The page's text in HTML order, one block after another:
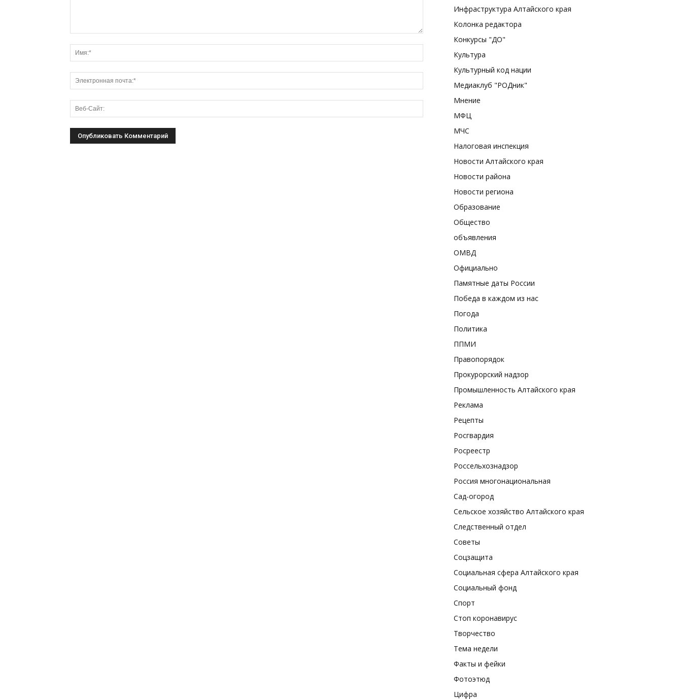
Инфраструктура Алтайского края
Колонка редактора
Конкурсы "ДО"
Культура
Культурный код нации
Медиаклуб "РОДник"
Мнение
МФЦ
МЧС
Налоговая инспекция
Новости Алтайского края
Новости района
Новости региона
Образование
Общество
объявления
ОМВД
Официально
Памятные даты России
Победа в каждом из нас
Погода
Политика
ППМИ
Правопорядок
Прокурорский надзор
Промышленность Алтайского края
Реклама
Рецепты
Росгвардия
Росреестр
Россельхознадзор
Россия многонациональная
Сад-огород
Сельское хозяйство Алтайского края
Следственный отдел
Советы
Соцзащита
Социальная сфера Алтайского края
Социальный фонд
Спорт
Стоп коронавирус
Творчество
Тема недели
Факты и фейки
Фотоэтюд
Цифра